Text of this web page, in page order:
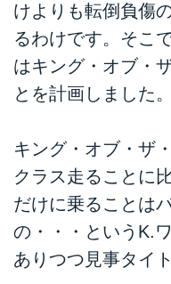
けよりも転倒負傷
るわけです。そこ
はキング・オブ・
とを計画しました。
キング・オブ・ザ
クラス走ることに
だけに乗ることは
の・・・というK.
ありつつ見事タイ